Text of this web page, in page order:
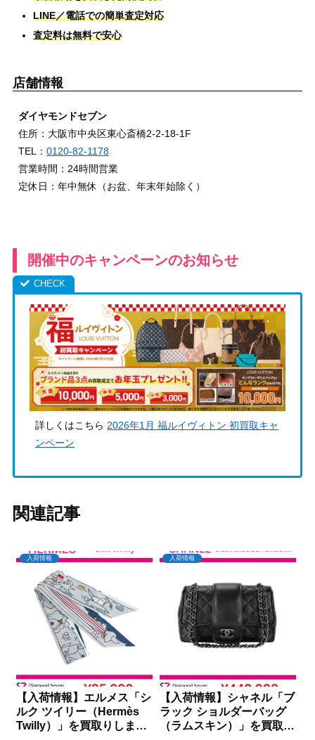
LINE／電話での簡単査定対応
査定料は無料で安心
店舗情報
ダイヤモンドセブン
住所：大阪市中央区東心斎橋2-2-18-1F
TEL：0120-82-1178
営業時間：24時間営業
定休日：年中無休（お盆、年末年始除く）
開催中のキャンペーンのお知らせ
詳しくはこちら2026年1月 福ルイヴィトン 初買取キャ
ンペーン
関連記事
入荷情報
【入荷情報】エルメス「シ
ルク ツイリー（Hermès
Twilly）」を買取りしまし
入荷情報
【入荷情報】シャネル「ブ
ラック ショルダーバッグ
（ラムスキン）」を買取り